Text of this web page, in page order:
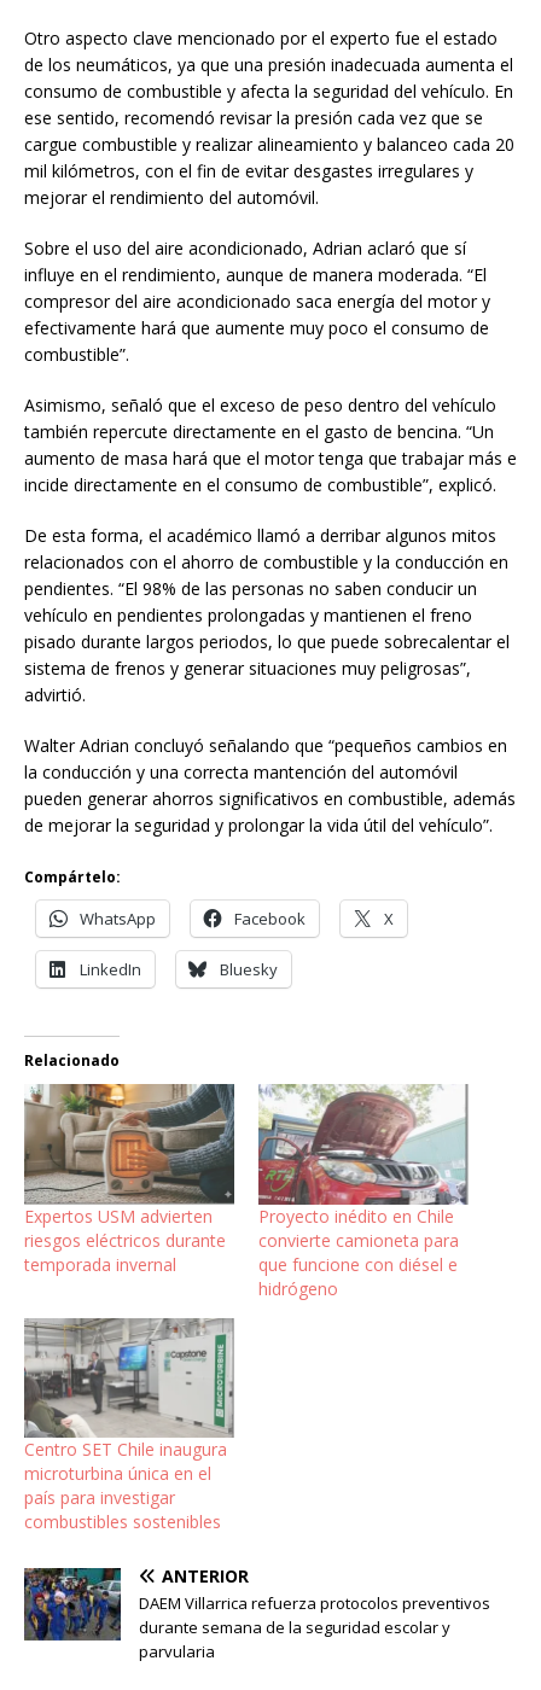
Otro aspecto clave mencionado por el experto fue el estado
de los neumáticos, ya que una presión inadecuada aumenta el
consumo de combustible y afecta la seguridad del vehículo. En
ese sentido, recomendó revisar la presión cada vez que se
cargue combustible y realizar alineamiento y balanceo cada 20
mil kilómetros, con el fin de evitar desgastes irregulares y
mejorar el rendimiento del automóvil.
Sobre el uso del aire acondicionado, Adrian aclaró que sí
influye en el rendimiento, aunque de manera moderada. “El
compresor del aire acondicionado saca energía del motor y
efectivamente hará que aumente muy poco el consumo de
combustible”.
Asimismo, señaló que el exceso de peso dentro del vehículo
también repercute directamente en el gasto de bencina. “Un
aumento de masa hará que el motor tenga que trabajar más e
incide directamente en el consumo de combustible”, explicó.
De esta forma, el académico llamó a derribar algunos mitos
relacionados con el ahorro de combustible y la conducción en
pendientes. “El 98% de las personas no saben conducir un
vehículo en pendientes prolongadas y mantienen el freno
pisado durante largos periodos, lo que puede sobrecalentar el
sistema de frenos y generar situaciones muy peligrosas”,
advirtió.
Walter Adrian concluyó señalando que “pequeños cambios en
la conducción y una correcta mantención del automóvil
pueden generar ahorros significativos en combustible, además
de mejorar la seguridad y prolongar la vida útil del vehículo”.
Compártelo:
WhatsApp Facebook X
LinkedIn Bluesky
Relacionado
Expertos USM advierten
riesgos eléctricos durante
temporada invernal
Proyecto inédito en Chile
convierte camioneta para
que funcione con diésel e
hidrógeno
Centro SET Chile inaugura
microturbina única en el
país para investigar
combustibles sostenibles
ANTERIOR
DAEM Villarrica refuerza protocolos preventivos
durante semana de la seguridad escolar y
parvularia